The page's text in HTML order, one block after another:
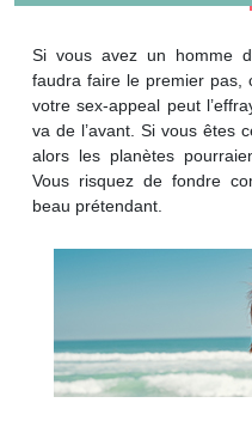
Si vous avez un homme
faudra faire le premier pas,
votre sex-appeal peut
va de l’avant. Si vous êtes
alors les planètes
Vous risquez de fondre
beau prétendant.